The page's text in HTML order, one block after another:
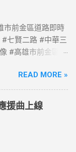
市前金區道路即時
七賢二路 #中華三
#高雄市前金區道
READ MORE »
援曲上線